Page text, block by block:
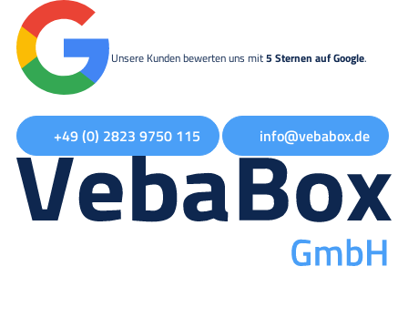
Unsere Kunden bewerten uns mit5 Sternen auf Google.
+49 (0) 2823 9750 115 info@vebabox.de